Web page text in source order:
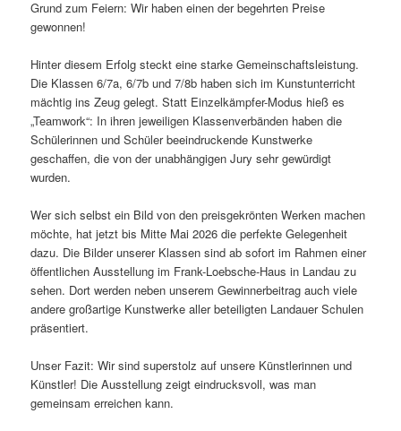
Grund zum Feiern: Wir haben einen der begehrten Preise
gewonnen!
Hinter diesem Erfolg steckt eine starke Gemeinschaftsleistung.
Die Klassen 6/7a, 6/7b und 7/8b haben sich im Kunstunterricht
mächtig ins Zeug gelegt. Statt Einzelkämpfer-Modus hieß es
„Teamwork“: In ihren jeweiligen Klassenverbänden haben die
Schülerinnen und Schüler beeindruckende Kunstwerke
geschaffen, die von der unabhängigen Jury sehr gewürdigt
wurden.
Wer sich selbst ein Bild von den preisgekrönten Werken machen
möchte, hat jetzt bis Mitte Mai 2026 die perfekte Gelegenheit
dazu. Die Bilder unserer Klassen sind ab sofort im Rahmen einer
öffentlichen Ausstellung im Frank-Loebsche-Haus in Landau zu
sehen. Dort werden neben unserem Gewinnerbeitrag auch viele
andere großartige Kunstwerke aller beteiligten Landauer Schulen
präsentiert.
Unser Fazit: Wir sind superstolz auf unsere Künstlerinnen und
Künstler! Die Ausstellung zeigt eindrucksvoll, was man
gemeinsam erreichen kann.